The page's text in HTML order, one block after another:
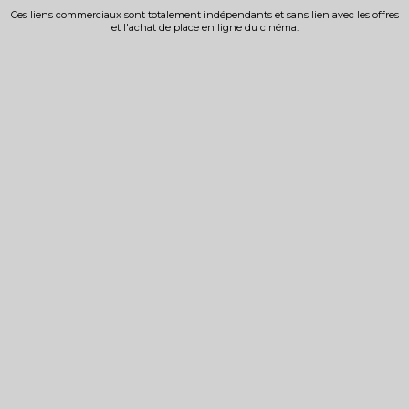
Ces liens commerciaux sont totalement indépendants et sans lien avec les offres
et l'achat de place en ligne du cinéma.